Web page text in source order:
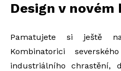
Design v novém
Pamatujete si ještě
Kombinatorici
industriálního chrastění,